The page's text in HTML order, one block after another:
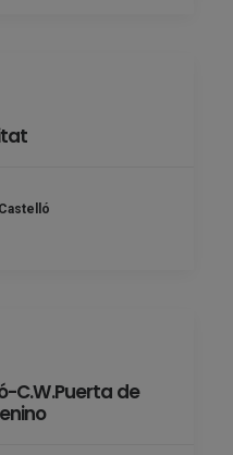
C.W.Puerta de